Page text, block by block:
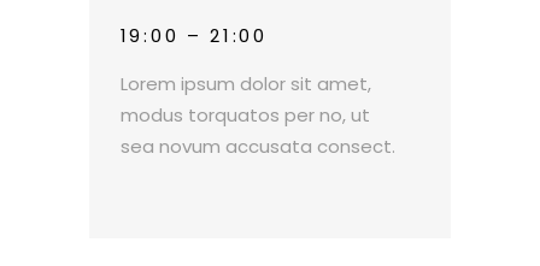
19:00 – 21:00
Lorem ipsum dolor sit amet,
modus torquatos per no, ut
sea novum accusata consect.